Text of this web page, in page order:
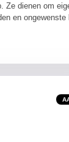
Ze dienen om
en ongewenste